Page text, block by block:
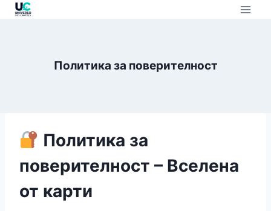
Политика за поверителност
Политика за
поверителност – Вселена
от карти